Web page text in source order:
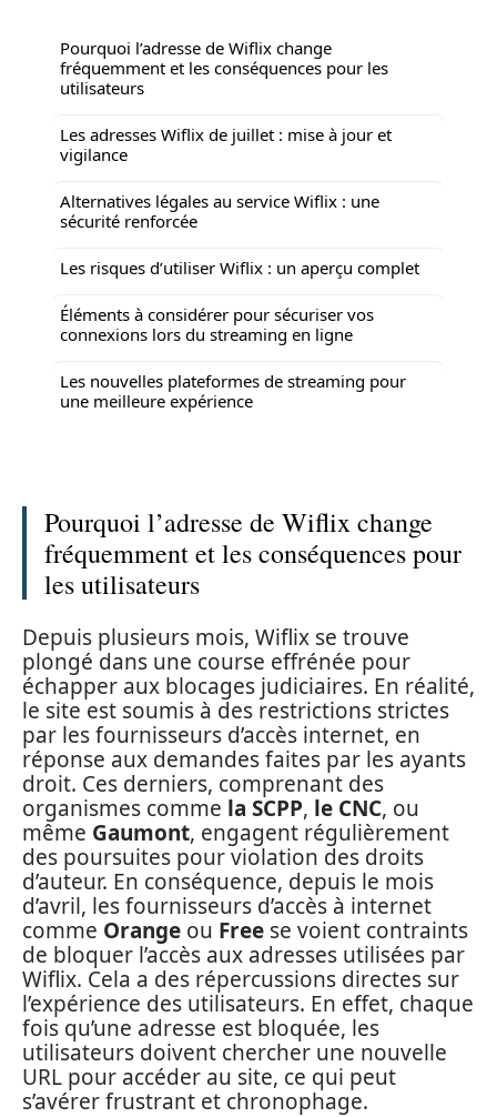
Pourquoi l’adresse de Wiflix change
fréquemment et les conséquences pour les
utilisateurs
Les adresses Wiflix de juillet : mise à jour et
vigilance
Alternatives légales au service Wiflix : une
sécurité renforcée
Les risques d’utiliser Wiflix : un aperçu complet
Éléments à considérer pour sécuriser vos
connexions lors du streaming en ligne
Les nouvelles plateformes de streaming pour
une meilleure expérience
Pourquoi l’adresse de Wiflix change
fréquemment et les conséquences pour
les utilisateurs
Depuis plusieurs mois, Wiflix se trouve
plongé dans une course effrénée pour
échapper aux blocages judiciaires. En réalité,
le site est soumis à des restrictions strictes
par les fournisseurs d’accès internet, en
réponse aux demandes faites par les ayants
droit. Ces derniers, comprenant des
organismes comme la SCPP, le CNC, ou
même Gaumont, engagent régulièrement
des poursuites pour violation des droits
d’auteur. En conséquence, depuis le mois
d’avril, les fournisseurs d’accès à internet
comme Orange ou Free se voient contraints
de bloquer l’accès aux adresses utilisées par
Wiflix. Cela a des répercussions directes sur
l’expérience des utilisateurs. En effet, chaque
fois qu’une adresse est bloquée, les
utilisateurs doivent chercher une nouvelle
URL pour accéder au site, ce qui peut
s’avérer frustrant et chronophage.